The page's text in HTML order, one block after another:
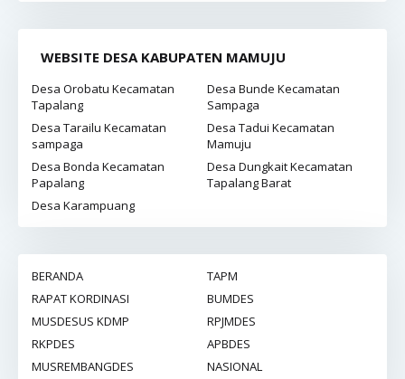
WEBSITE DESA KABUPATEN MAMUJU
Desa Orobatu Kecamatan
Tapalang
Desa Bunde Kecamatan
Sampaga
Desa Tarailu Kecamatan
sampaga
Desa Tadui Kecamatan
Mamuju
Desa Bonda Kecamatan
Papalang
Desa Dungkait Kecamatan
Tapalang Barat
Desa Karampuang
BERANDA
TAPM
RAPAT KORDINASI
BUMDES
MUSDESUS KDMP
RPJMDES
RKPDES
APBDES
MUSREMBANGDES
NASIONAL